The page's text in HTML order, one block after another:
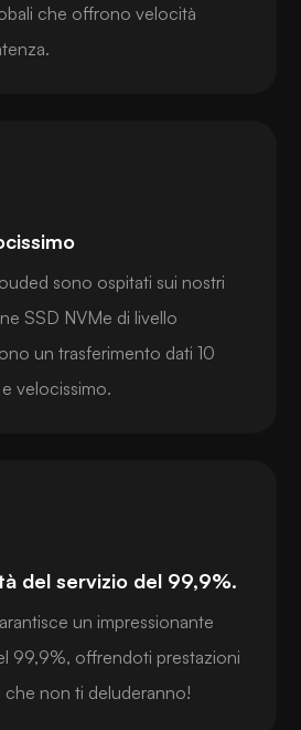
che offrono velocità
sono ospitati sui nostri
SSD NVMe di livello
un trasferimento dati 10
velocissimo.
del servizio del 99,9%.
un impressionante
99,9%, offrendoti prestazioni
che non ti deluderanno!